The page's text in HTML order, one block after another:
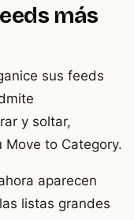
más
sus feeds
y soltar,
Move to Category.
aparecen
listas grandes